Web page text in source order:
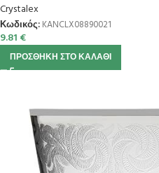
Crystalex
Κωδικός: KANCLX08890021
9.81 €
ΠΡΟΣΘΉΚΗ ΣΤΟ ΚΑΛΆΘΙ